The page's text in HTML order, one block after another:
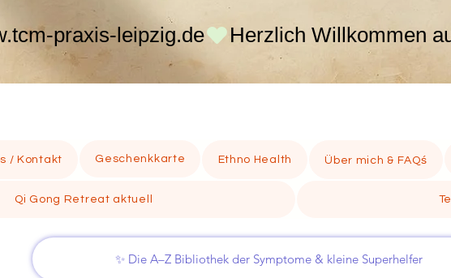
praxis-leipzig.de
/ Kontakt Geschenkkarte Ethno Health Über mich & FAQś
Qi Gong Retreat aktuell
✨ Die A–Z Bibliothek der Symptome & kleine Superhelfer